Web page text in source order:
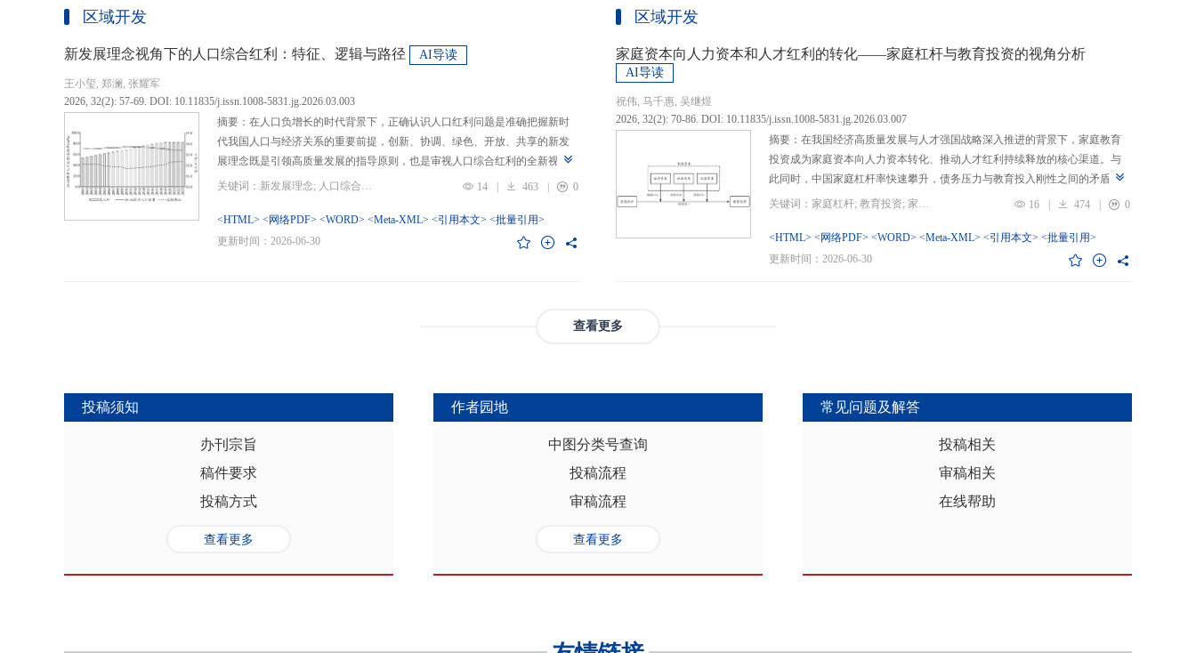
例，采用半结构化访谈法收集数据资料，探析新发展格局下毗邻省际协作治
理的路径策略。研究表明，毗邻省际协作治理是毗邻省（自治区、直辖市）
达成多向度的系统性治理行动过程。新发展格局下毗邻省际协作治理的路径
策略首先是厘清国家战略政策要求、省际协作发展需要，以及市场主体和民
众期望，凝聚利益相关主体的协作治理共识，明确毗邻省际协作治理是省域
开放治理必须积极作为的必答题。其次，统筹衔接国家战略政策与省域治理
规划，构建去中心化的组织结构总体布局，下好毗邻协作先行示范区创建、
网络协同治理的比较优势和互补功能，牵住“牛鼻子”工程，着重优化开放协作
机制和生态共保联治，促进基础设施和基本公共服务一体化，推动产业链整
概念内涵关键方面，也缺乏系统检验。对此，文章提出区域与城市研究的“C-
重一致性，即确保概念界定与测量操作的逻辑统一。其次，在指标体系科学
构建上，采用多维交叉原则，深入交叉单元层面进行刻画；层级分解原则，
建立从目的层到场景层、要素层、观测层、指标层和说明层的系统结构；应
然实然一体原则，实现理论理想与现实测量的统一。最后，在具体指标可信
选择上，强调完备性，全面覆盖概念内涵；强调复合性，体现概念的交叉交
架不仅提供了评价复杂概念的工具，更蕴含促进复杂概念发现与再生产的机
制，能够推动区域分析从传统的、相对静态的、单一维度的模式，向更加动
区域开发
新发展理念视角下的人口综合红利：特征、逻辑与路径 AI导读
王小玺, 郑澜, 张耀军
2026, 32(2): 57-69. DOI: 10.11835/j.issn.1008-5831.jg.2026.03.003
摘要：在人口负增长的时代背景下，正确认识人口红利问题是准确把握新时
代我国人口与经济关系的重要前提，创新、协调、绿色、开放、共享的新发
展理念既是引领高质量发展的指导原则，也是审视人口综合红利的全新视
角。从内涵特征看，新时代的人口综合红利理论是在发展基础、核心理念和
位和发展进程，以人口数量、结构、素质、分布等人口条件为基础，以新发
展理念为导向，通过政策措施的适应性调整从而培育、巩固和收获人口优
中，既要立足当下人口负增长的现实，充分挖掘和利用现有人口条件，也要
放眼未来人口发展趋势，积极挖掘、培育人口结构优化红利、人口素质提升
红利和人口合理分布红利，以相关政策制度的调整完善为路径，引导人口发
展符合创新、协调、绿色、开放、共享的理念需求，积极回应人口发展的趋
势性特征和高质量发展的目标任务，通过进一步完善生育养老政策、推进教
育强国建设、优化城镇格局体系，以人口与经济高质量发展支撑中国式现代
关键词：新发展理念; 人口综合红利; 高质量发展; 人口政策; 中国式现代化 14 | 463 | 0
<HTML> <网络PDF> <WORD> <Meta-XML> <引用本文> <批量引用>
更新时间：2026-06-30
区域开发
家庭资本向人力资本和人才红利的转化——家庭杠杆与教育投资的视角分析
AI导读
祝伟, 马千惠, 吴继煜
2026, 32(2): 70-86. DOI: 10.11835/j.issn.1008-5831.jg.2026.03.007
摘要：在我国经济高质量发展与人才强国战略深入推进的背景下，家庭教育
投资成为家庭资本向人力资本转化、推动人才红利持续释放的核心渠道。与
此同时，中国家庭杠杆率快速攀升，债务压力与教育投入刚性之间的矛盾日
益凸显，二者的互动关系直接关系到人力资本积累效率、教育公平与家庭金
育投资的作用机制，且普遍忽视家庭经济、社会、文化资本的综合调节效应
与多维度异质性特征。基于此，文章利用2017年和2019年中国家庭金融调查
弱，表明资本充裕家庭可依靠自有资源满足教育需求，降低对债务融资的依
赖。第三，异质性分析结果显示，债务多元化水平较低、主要依赖内源融资
以及城镇的家庭在杠杆上升时更倾向于增加更多的教育投资。第四，进一步
讨论后发现，家庭杠杆与教育投资之间存在倒“U”型的非线性关系，当家庭财
务压力较轻时，杠杆上升会促使家庭增加教育投入，但财务负担过重时则导
致教育支出削减，说明适度杠杆可缓解流动性约束并支撑教育投入，而过度
关键词：家庭杠杆; 教育投资; 家庭资本; 家庭债务结构; CHFS 16 | 474 | 0
<HTML> <网络PDF> <WORD> <Meta-XML> <引用本文> <批量引用>
更新时间：2026-06-30
查看更多
投稿须知
办刊宗旨
稿件要求
投稿方式
查看更多
作者园地
中图分类号查询
投稿流程
审稿流程
查看更多
常见问题及解答
投稿相关
审稿相关
在线帮助